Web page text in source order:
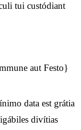
tui custódiant
aut Festo}
data est grátia
divítias